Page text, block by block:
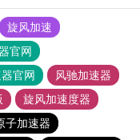
旋风加速
官网
官网
风驰加速器
旋风加速度器
子加速器